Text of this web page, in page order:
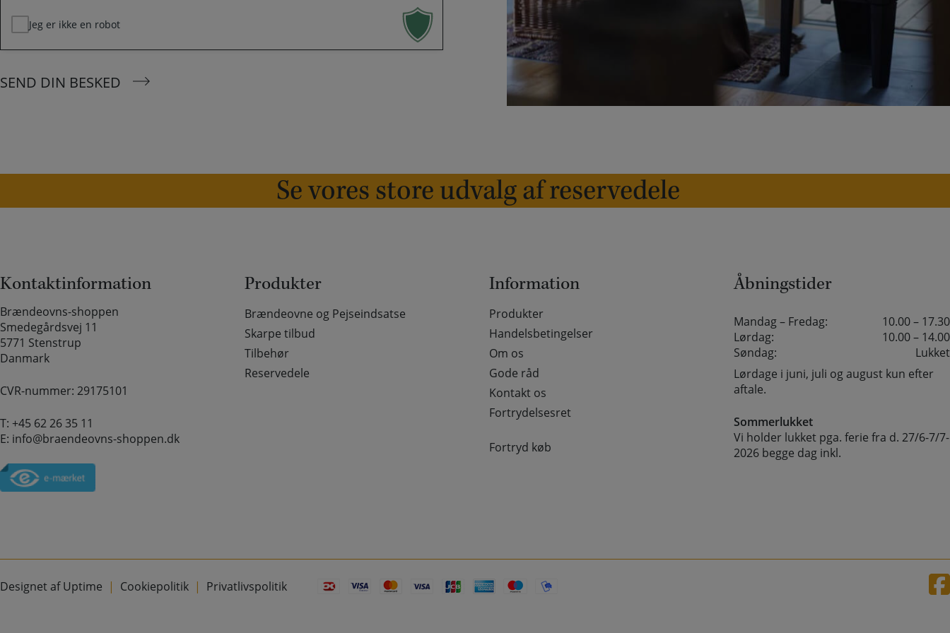
Jeg er ikke en robot
SEND DIN BESKED
Se vores store udvalg af reservedele
Kontaktinformation
Brændeovns-shoppen
Smedegårdsvej 11
5771 Stenstrup
Danmark
CVR-nummer: 29175101
T: +45 62 26 35 11
E: info@braendeovns-shoppen.dk
Produkter
Brændeovne og Pejseindsatse
Skarpe tilbud
Tilbehør
Reservedele
Information
Produkter
Handelsbetingelser
Om os
Gode råd
Kontakt os
Fortrydelsesret
Fortryd køb
Åbningstider
Mandag – Fredag:
10.00 – 17.30
Lørdag:
10.00 – 14.00
Søndag:
Lukket
Lørdage i juni, juli og august kun efter
aftale.
Sommerlukket
Vi holder lukket pga. ferie fra d. 27/6-7/7-
2026 begge dag inkl.
Designet af Uptime Cookiepolitik Privatlivspolitik